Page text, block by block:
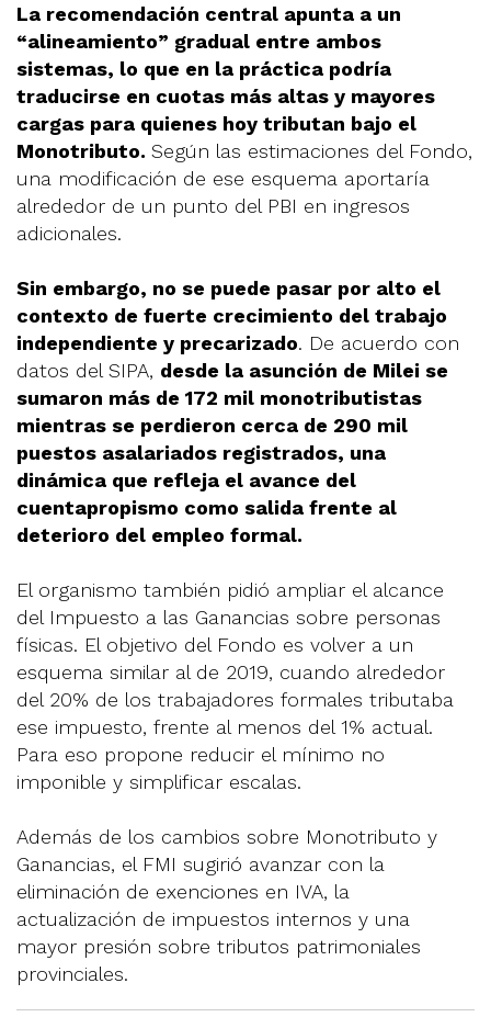
La recomendación central apunta a un
“alineamiento” gradual entre ambos
sistemas, lo que en la práctica podría
traducirse en cuotas más altas y mayores
cargas para quienes hoy tributan bajo el
Monotributo. Según las estimaciones del Fondo,
una modificación de ese esquema aportaría
alrededor de un punto del PBI en ingresos
adicionales.
Sin embargo, no se puede pasar por alto el
contexto de fuerte crecimiento del trabajo
independiente y precarizado. De acuerdo con
datos del SIPA, desde la asunción de Milei se
sumaron más de 172 mil monotributistas
mientras se perdieron cerca de 290 mil
puestos asalariados registrados, una
dinámica que refleja el avance del
cuentapropismo como salida frente al
deterioro del empleo formal.
El organismo también pidió ampliar el alcance
del Impuesto a las Ganancias sobre personas
físicas. El objetivo del Fondo es volver a un
esquema similar al de 2019, cuando alrededor
del 20% de los trabajadores formales tributaba
ese impuesto, frente al menos del 1% actual.
Para eso propone reducir el mínimo no
imponible y simplificar escalas.
Además de los cambios sobre Monotributo y
Ganancias, el FMI sugirió avanzar con la
eliminación de exenciones en IVA, la
actualización de impuestos internos y una
mayor presión sobre tributos patrimoniales
provinciales.